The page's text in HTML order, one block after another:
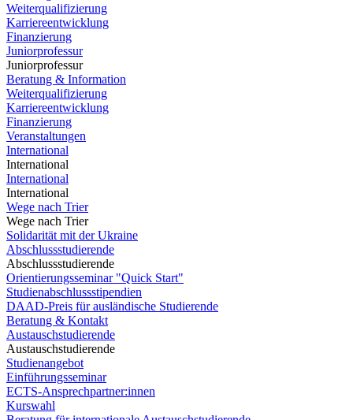
Weiterqualifizierung
Karriereentwicklung
Finanzierung
Juniorprofessur
Juniorprofessur
Beratung & Information
Weiterqualifizierung
Karriereentwicklung
Finanzierung
Veranstaltungen
International
International
International
International
Wege nach Trier
Wege nach Trier
Solidarität mit der Ukraine
Abschlussstudierende
Abschlussstudierende
Orientierungsseminar "Quick Start"
Studienabschlussstipendien
DAAD-Preis für ausländische Studierende
Beratung & Kontakt
Austauschstudierende
Austauschstudierende
Studienangebot
Einführungsseminar
ECTS-Ansprechpartner:innen
Kurswahl